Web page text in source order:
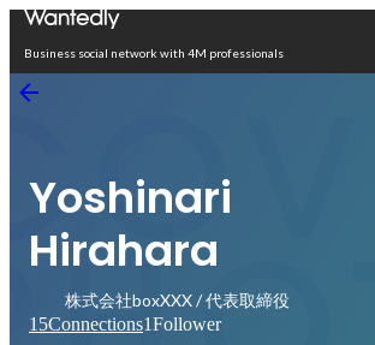
Business social network with 4M professionals
Yoshinari
Hirahara
株式会社boxXXX / 代表取締役
15Connections1Follower